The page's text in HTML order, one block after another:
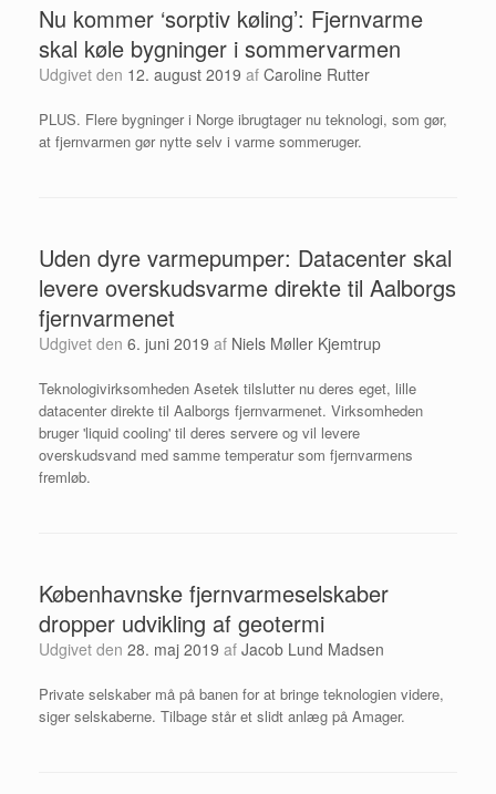
Nu kommer ‘sorptiv køling’: Fjernvarme
skal køle bygninger i sommervarmen
Udgivet den 12. august 2019 af Caroline Rutter
PLUS. Flere bygninger i Norge ibrugtager nu teknologi, som gør,
at fjernvarmen gør nytte selv i varme sommeruger.
Uden dyre varmepumper: Datacenter skal
levere overskudsvarme direkte til Aalborgs
fjernvarmenet
Udgivet den 6. juni 2019 af Niels Møller Kjemtrup
Teknologivirksomheden Asetek tilslutter nu deres eget, lille
datacenter direkte til Aalborgs fjernvarmenet. Virksomheden
bruger 'liquid cooling' til deres servere og vil levere
overskudsvand med samme temperatur som fjernvarmens
fremløb.
Københavnske fjernvarmeselskaber
dropper udvikling af geotermi
Udgivet den 28. maj 2019 af Jacob Lund Madsen
Private selskaber må på banen for at bringe teknologien videre,
siger selskaberne. Tilbage står et slidt anlæg på Amager.